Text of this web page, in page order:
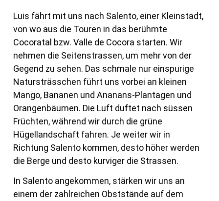
Luis fährt mit uns nach Salento, einer Kleinstadt,
von wo aus die Touren in das berühmte
Cocoratal bzw. Valle de Cocora starten. Wir
nehmen die Seitenstrassen, um mehr von der
Gegend zu sehen. Das schmale nur einspurige
Natursträsschen führt uns vorbei an kleinen
Mango, Bananen und Ananans-Plantagen und
Orangenbäumen. Die Luft duftet nach süssen
Früchten, während wir durch die grüne
Hügellandschaft fahren. Je weiter wir in
Richtung Salento kommen, desto höher werden
die Berge und desto kurviger die Strassen.
In Salento angekommen, stärken wir uns an
einem der zahlreichen Obststände auf dem